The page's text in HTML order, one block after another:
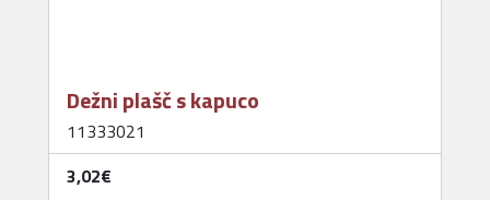
Dežni plašč s kapuco
11333021
3,02‎€